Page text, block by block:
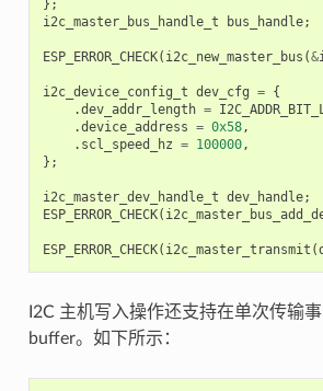
};
i2c_master_bus_handle_t
bus_handle;
ESP_ERROR_CHECK( i2c_new_master_bus (&
i2c_device_config_t dev_cfg = {
.dev_addr_length =
.device_address = 0x58,
. scl_speed_hz = 100000,
};
i2c_master_dev_handle_t dev_handle;
ESP_ERROR_CHECK(
ESP_ERROR_CHECK( i2c_master_transmit (
I2C 主机写入操作还支持在单次传输
buffer。如下所示：